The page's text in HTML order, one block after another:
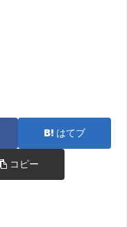
はてブ
コピー